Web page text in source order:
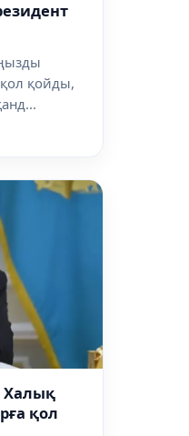
қойды,
Халық
қол